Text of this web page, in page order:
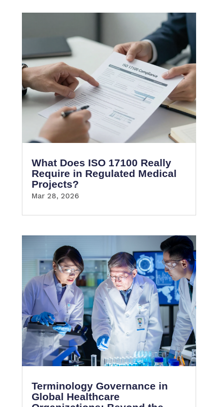
What Does ISO 17100 Really
Require in Regulated Medical
Projects?
Mar 28, 2026
Terminology Governance in
Global Healthcare